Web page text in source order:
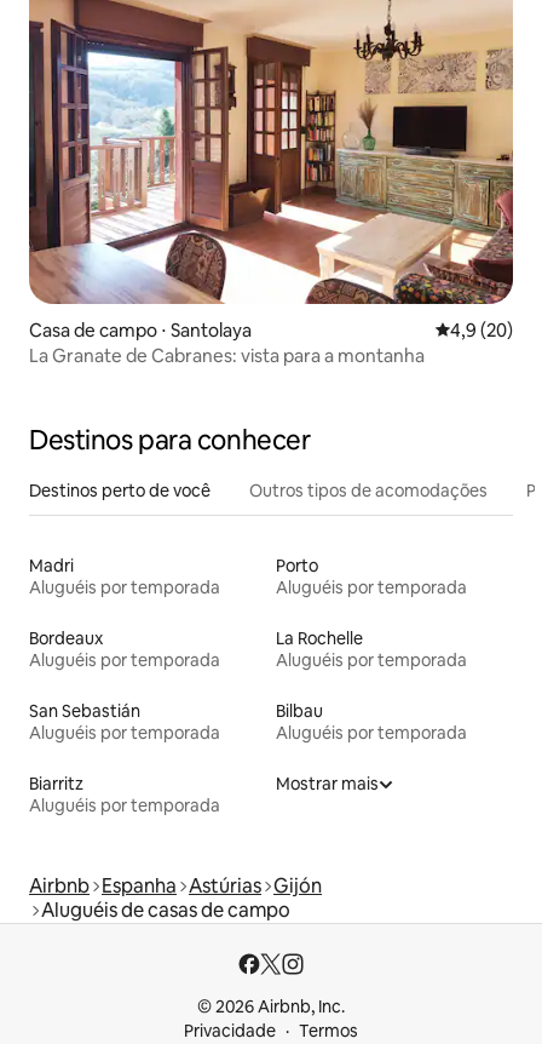
Casa de campo ⋅ Santolaya 4,9 de uma
4,9 (20)
La Granate de Cabranes: vista para a montanha
Destinos para conhecer
Destinos perto de você Outros tipos de acomodações
Madri
Aluguéis por temporada
Porto
Aluguéis por temporada
Bordeaux
Aluguéis por temporada
La Rochelle
Aluguéis por temporada
San Sebastián
Aluguéis por temporada
Bilbau
Aluguéis por temporada
Biarritz
Aluguéis por temporada
Mostrar mais
Airbnb Espanha Astúrias Gijón
Aluguéis de casas de campo
© 2026 Airbnb, Inc.
Privacidade
Termos